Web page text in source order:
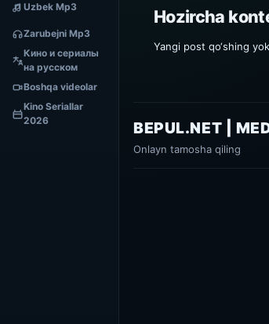
Uzbek Mp3
Zarubejni Mp3
Кино и сериалы
на русском
Boshqa videolar
Kino Seriallar
2026
Hozircha
Yangi post qo‘shing
BEPUL.NET |
Onlayn tamosha qiling